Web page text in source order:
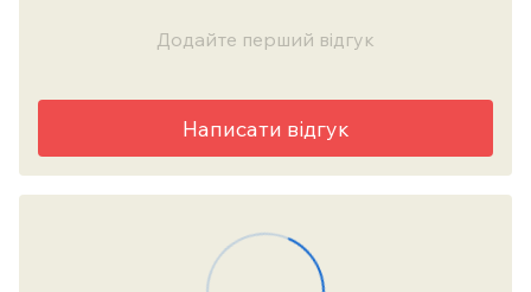
Додайте перший відгук
Написати відгук